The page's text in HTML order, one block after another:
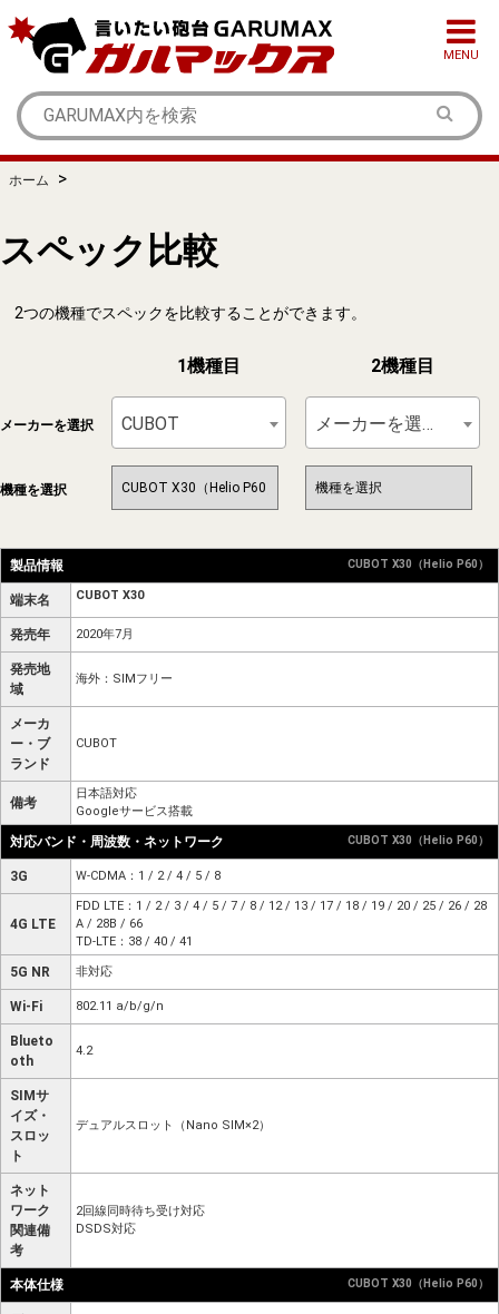
MENU
ホーム >
スペック比較
2つの機種でスペックを比較することができます。
1機種目 2機種目
メーカーを選択 CUBOT メーカーを選択
機種を選択
製品情報 CUBOT X30（Helio P60）
端末名 CUBOT X30
発売年 2020年7月
発売地
域
海外：SIMフリー
メーカ
ー・ブ
ランド
CUBOT
備考
日本語対応
Googleサービス搭載
対応バンド・周波数・ネットワーク CUBOT X30（Helio P60）
3G W-CDMA：1 / 2 / 4 / 5 / 8
4G LTE
FDD LTE：1 / 2 / 3 / 4 / 5 / 7 / 8 / 12 / 13 / 17 / 18 / 19 / 20 / 25 / 26 / 28
A / 28B / 66
TD-LTE：38 / 40 / 41
5G NR 非対応
Wi-Fi 802.11 a/b/g/n
Blueto
oth
4.2
SIMサ
イズ・
スロッ
ト
デュアルスロット（Nano SIM×2）
ネット
ワーク
関連備
考
2回線同時待ち受け対応
DSDS対応
本体仕様 CUBOT X30（Helio P60）